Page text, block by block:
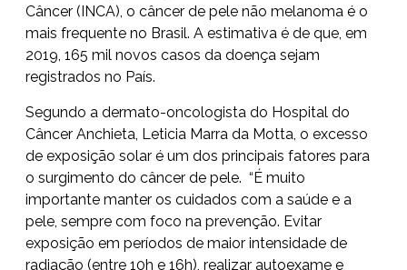
Câncer (INCA), o câncer de pele não melanoma é o
mais frequente no Brasil. A estimativa é de que, em
2019, 165 mil novos casos da doença sejam
registrados no País.
Segundo a dermato-oncologista do Hospital do
Câncer Anchieta, Leticia Marra da Motta, o excesso
de exposição solar é um dos principais fatores para
o surgimento do câncer de pele. “É muito
importante manter os cuidados com a saúde e a
pele, sempre com foco na prevenção. Evitar
exposição em períodos de maior intensidade de
radiação (entre 10h e 16h), realizar autoexame e